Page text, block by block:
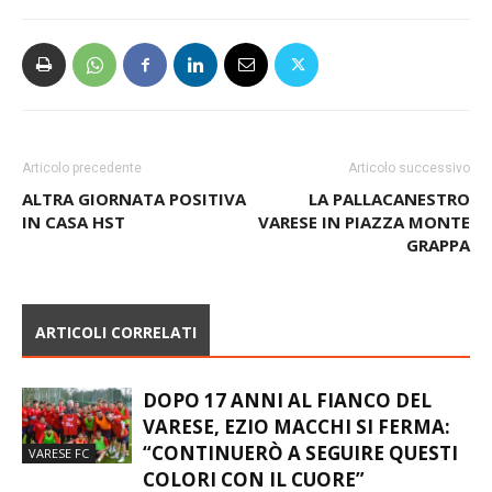
Articolo precedente
ALTRA GIORNATA POSITIVA
IN CASA HST
Articolo successivo
LA PALLACANESTRO
VARESE IN PIAZZA MONTE
GRAPPA
ARTICOLI CORRELATI
VARESE FC
DOPO 17 ANNI AL FIANCO DEL
VARESE, EZIO MACCHI SI FERMA:
“CONTINUERÒ A SEGUIRE QUESTI
COLORI CON IL CUORE”